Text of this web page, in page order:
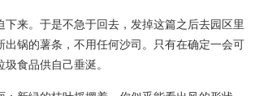
来。于是不急于回去，发掉这篇之后去园区里
锅的薯条，不用任何沙司。只有在确定一会可
食品供自己垂涎。